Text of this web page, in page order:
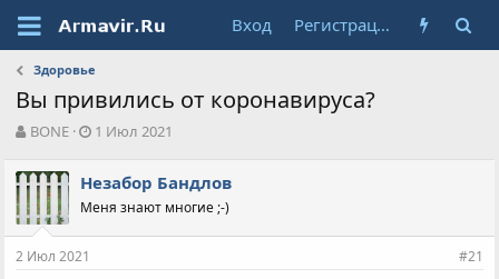
Вход Регистрация
Здоровье
Вы привились от коронавируса?
А
т
о
р
т
е
BONE
Д
а
н
1 Июл 2021
Незабор Бандлов
Меня знают многие ;-)
2 Июл 2021 #21